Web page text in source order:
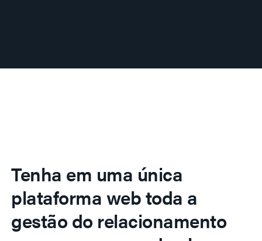
Tenha em uma única
plataforma web toda a
gestão do relacionamento